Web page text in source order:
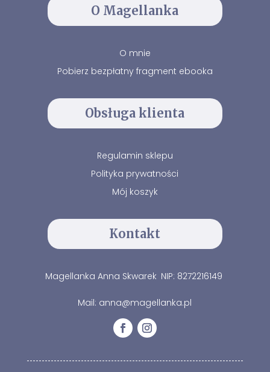
O Magellanka
O mnie
Pobierz bezpłatny fragment ebooka
Obsługa klienta
Regulamin sklepu
Polityka prywatności
Mój koszyk
Kontakt
Magellanka Anna Skwarek NIP: 8272216149
Mail: anna@magellanka.pl